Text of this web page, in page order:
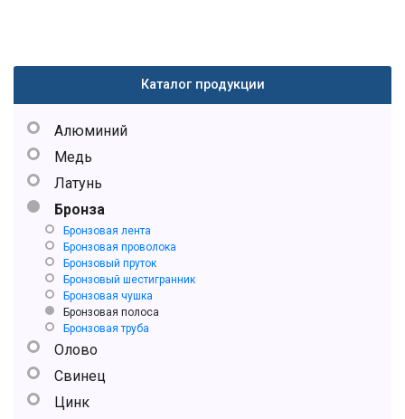
Каталог продукции
Алюминий
Медь
Латунь
Бронза
Бронзовая лента
Бронзовая проволока
Бронзовый пруток
Бронзовый шестигранник
Бронзовая чушка
Бронзовая полоса
Бронзовая труба
Олово
Свинец
Цинк